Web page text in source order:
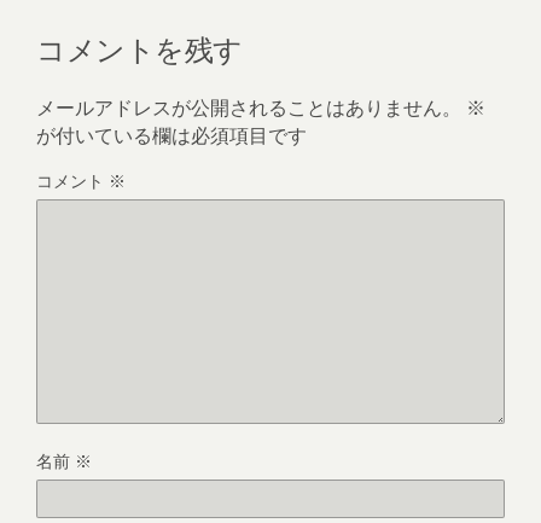
コメントを残す
メールアドレスが公開されることはありません。
※
が付いている欄は必須項目です
コメント ※
名前 ※